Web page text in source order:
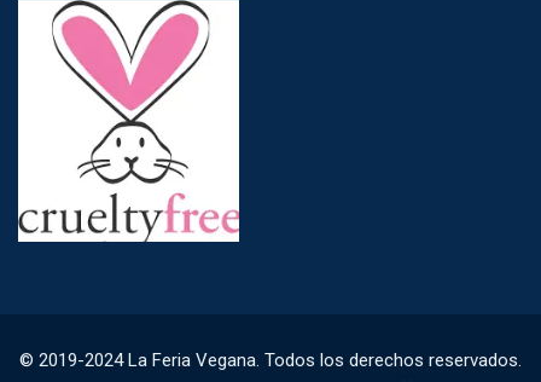
© 2019-2024 La Feria Vegana. Todos los derechos reservados.